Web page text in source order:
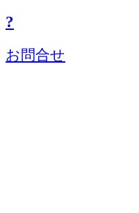
?
お問合せ